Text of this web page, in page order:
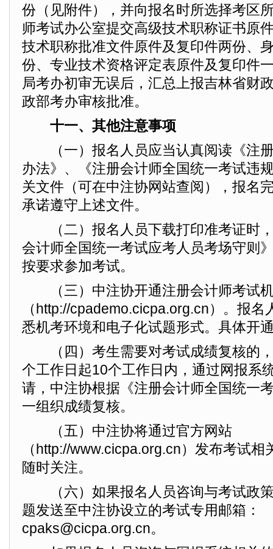
份（见附件），并向报名时所选择考区
师考试办公室提交高级技术职称证书原
技术职称批准文件原件及复印件两份、
份、专业技术资格评定表原件及复印件
局考办初审无误后，汇总上报吉林省财
政部考办审核批准。
十一、其他注意事项
（一）报名人员应当认真阅读《注册
办法》、《注册会计师全国统一考试违
关文件（可在中注协网站查阅），报名
承诺遵守上述文件。
（二）报名人员下载打印准考证时，
会计师全国统一考试应考人员考场守则
按要求参加考试。
（三）中注协开通注册会计师考试
（http://cpademo.cicpa.org.cn）。报
悉机考环境和电子化试题形式。具体开
（四）考生需要对考试成绩复核的
个工作日起10个工作日内，通过网报系
请，中注协根据《注册会计师全国统一
一组织成绩复核。
（五）中注协将通过官方网站
（http://www.cicpa.org.cn）发布考试
随时关注。
（六）如果报名人员咨询与考试政策
题发送至中注协设立的考试专用邮箱：
cpaks@cicpa.org.cn。